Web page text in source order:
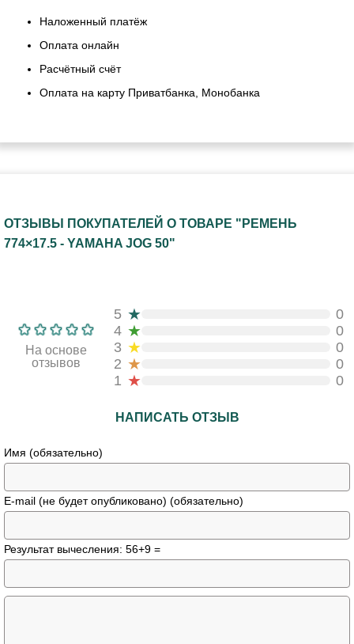
Наложенный платёж
Оплата онлайн
Расчётный счёт
Оплата на карту Приватбанка, Монобанка
ОТЗЫВЫ ПОКУПАТЕЛЕЙ О ТОВАРЕ "РЕМЕНЬ
774×17.5 - YAMAHA JOG 50"
На основе
отзывов
5 ★
0
4 ★
0
3 ★
0
2 ★
0
1 ★ 0
НАПИСАТЬ ОТЗЫВ
Имя (обязательно)
E-mail (не будет опубликовано) (обязательно)
Результат вычесления: 56+9 =